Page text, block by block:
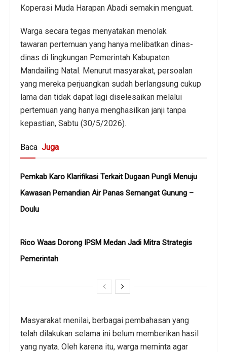
Koperasi Muda Harapan Abadi semakin menguat.
Warga secara tegas menyatakan menolak
tawaran pertemuan yang hanya melibatkan dinas-
dinas di lingkungan Pemerintah Kabupaten
Mandailing Natal. Menurut masyarakat, persoalan
yang mereka perjuangkan sudah berlangsung cukup
lama dan tidak dapat lagi diselesaikan melalui
pertemuan yang hanya menghasilkan janji tanpa
kepastian, Sabtu (30/5/2026).
Baca Juga
Pemkab Karo Klarifikasi Terkait Dugaan Pungli Menuju
Kawasan Pemandian Air Panas Semangat Gunung –
Doulu ‎
Rico Waas Dorong IPSM Medan Jadi Mitra Strategis
Pemerintah
Masyarakat menilai, berbagai pembahasan yang
telah dilakukan selama ini belum memberikan hasil
yang nyata. Oleh karena itu, warga meminta agar